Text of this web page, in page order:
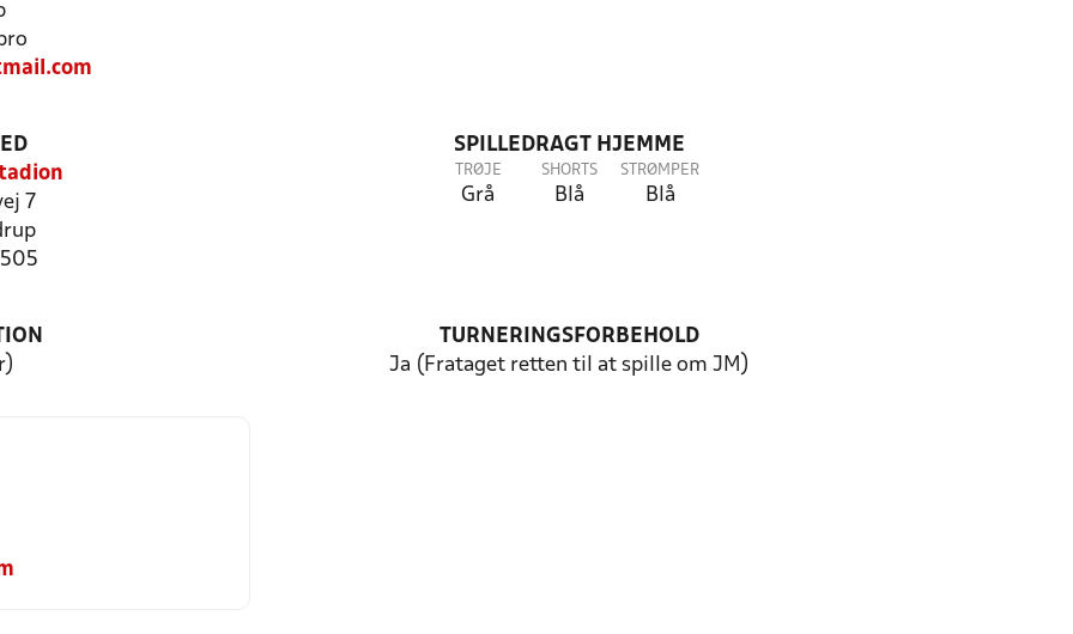
7
SPILLEDRAGT HJEMME
TRØJE
Grå
SHORTS
Blå
STRØMPER
Blå
TURNERINGSFORBEHOLD
Ja (Frataget retten til at spille om JM)